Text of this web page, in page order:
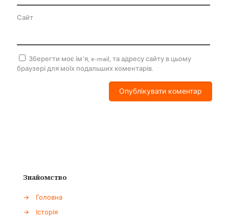
Сайт
Зберегти моє ім'я, e-mail, та адресу сайту в цьому
браузері для моїх подальших коментарів.
Знайомство
→
Головна
→
Історія